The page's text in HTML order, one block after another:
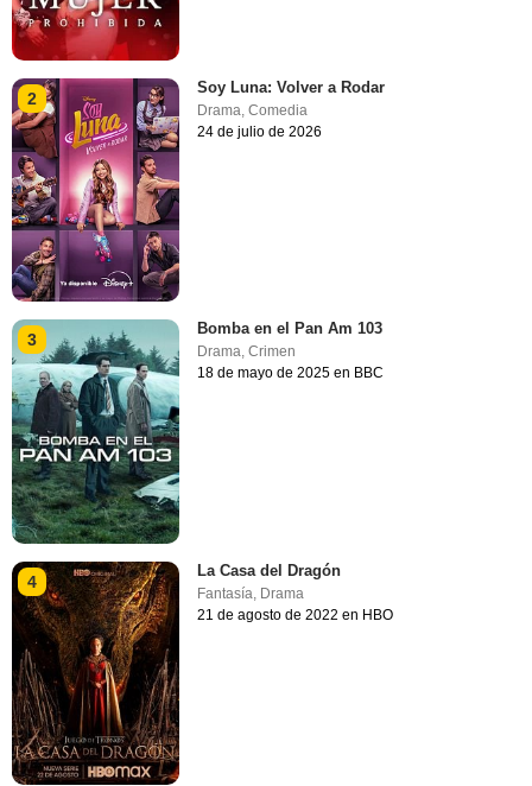
2
Soy Luna: Volver a Rodar
Drama,Comedia
24 de julio de 2026
3
Bomba en el Pan Am 103
Drama,Crimen
18 de mayo de 2025 en BBC
4
La Casa del Dragón
Fantasía Drama
21 de agosto de 2022 en HBO